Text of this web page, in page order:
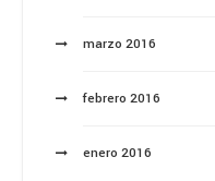
marzo 2016
febrero 2016
enero 2016